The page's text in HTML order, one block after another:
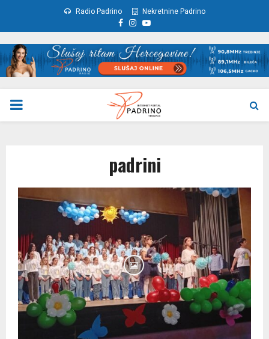
Radio Padrino Nekretnine Padrino
Facebook
Instagram
Youtube
PRIMARY
padrini